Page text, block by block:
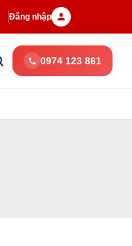
Đăng nhập
0974 123 861